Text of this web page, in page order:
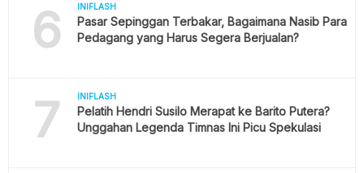
6 INIFLASH
Pasar Sepinggan Terbakar, Bagaimana Nasib Para
Pedagang yang Harus Segera Berjualan?
7 INIFLASH
Pelatih Hendri Susilo Merapat ke Barito Putera?
Unggahan Legenda Timnas Ini Picu Spekulasi